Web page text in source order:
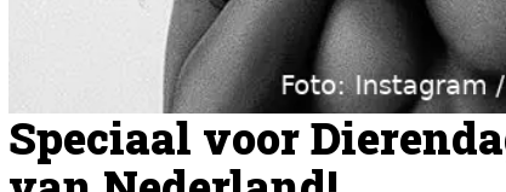
Speciaal voor